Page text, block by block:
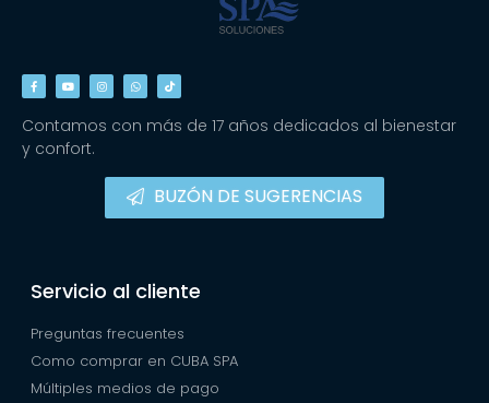
Contamos con más de 17 años dedicados al bienestar
y confort.
BUZÓN DE SUGERENCIAS
Servicio al cliente
Preguntas frecuentes
Como comprar en CUBA SPA
Múltiples medios de pago